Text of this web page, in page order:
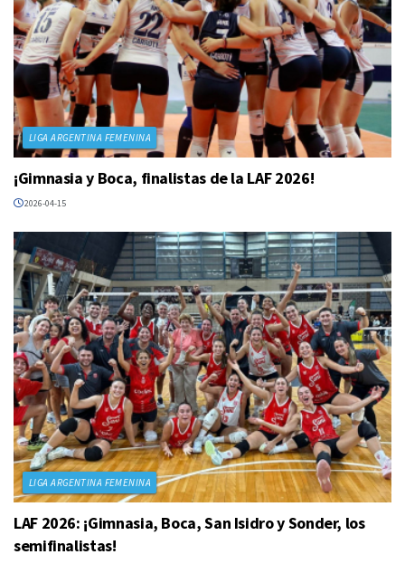
LIGA ARGENTINA FEMENINA
¡Gimnasia y Boca, finalistas de la LAF 2026!
2026-04-15
LIGA ARGENTINA FEMENINA
LAF 2026: ¡Gimnasia, Boca, San Isidro y Sonder, los
semifinalistas!